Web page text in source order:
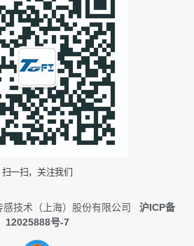
扫一扫，关注我们
技术（上海）股份有限公司
沪ICP备
12025888号-7